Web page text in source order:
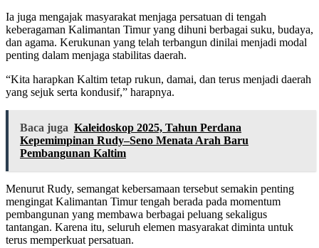
Ia juga mengajak masyarakat menjaga persatuan di tengah
keberagaman Kalimantan Timur yang dihuni berbagai suku, budaya,
dan agama. Kerukunan yang telah terbangun dinilai menjadi modal
penting dalam menjaga stabilitas daerah.
“Kita harapkan Kaltim tetap rukun, damai, dan terus menjadi daerah
yang sejuk serta kondusif,” harapnya.
Baca juga Kaleidoskop 2025, Tahun Perdana
Kepemimpinan Rudy–Seno Menata Arah Baru
Pembangunan Kaltim
Menurut Rudy, semangat kebersamaan tersebut semakin penting
mengingat Kalimantan Timur tengah berada pada momentum
pembangunan yang membawa berbagai peluang sekaligus
tantangan. Karena itu, seluruh elemen masyarakat diminta untuk
terus memperkuat persatuan.